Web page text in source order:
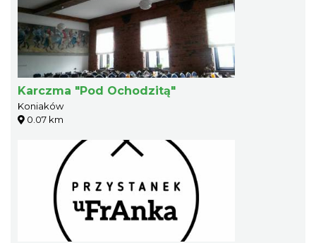
Karczma "Pod Ochodzitą"
Koniaków
0.07 km